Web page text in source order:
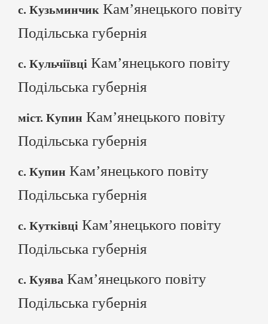
с. Кузьминчик Кам’янецького повіту
Подільська губернія
с. Кульчіївці Кам’янецького повіту
Подільська губернія
міст. Купин Кам’янецького повіту
Подільська губернія
с. Купин Кам’янецького повіту
Подільська губернія
с. Кутківці Кам’янецького повіту
Подільська губернія
с. Куява Кам’янецького повіту
Подільська губернія